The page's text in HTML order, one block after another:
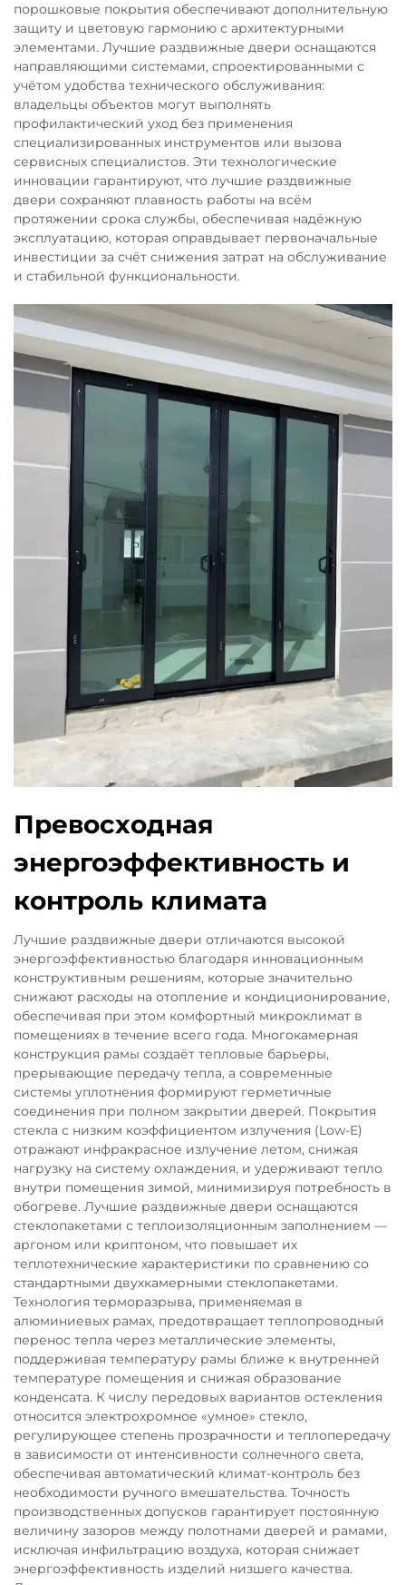
порошковые покрытия обеспечивают дополнительную
защиту и цветовую гармонию с архитектурными
элементами. Лучшие раздвижные двери оснащаются
направляющими системами, спроектированными с
учётом удобства технического обслуживания:
владельцы объектов могут выполнять
профилактический уход без применения
специализированных инструментов или вызова
сервисных специалистов. Эти технологические
инновации гарантируют, что лучшие раздвижные
двери сохраняют плавность работы на всём
протяжении срока службы, обеспечивая надёжную
эксплуатацию, которая оправдывает первоначальные
инвестиции за счёт снижения затрат на обслуживание
и стабильной функциональности.
Превосходная
энергоэффективность и
контроль климата
Лучшие раздвижные двери отличаются высокой
энергоэффективностью благодаря инновационным
конструктивным решениям, которые значительно
снижают расходы на отопление и кондиционирование,
обеспечивая при этом комфортный микроклимат в
помещениях в течение всего года. Многокамерная
конструкция рамы создаёт тепловые барьеры,
прерывающие передачу тепла, а современные
системы уплотнения формируют герметичные
соединения при полном закрытии дверей. Покрытия
стекла с низким коэффициентом излучения (Low-E)
отражают инфракрасное излучение летом, снижая
нагрузку на систему охлаждения, и удерживают тепло
внутри помещения зимой, минимизируя потребность в
обогреве. Лучшие раздвижные двери оснащаются
стеклопакетами с теплоизоляционным заполнением —
аргоном или криптоном, что повышает их
теплотехнические характеристики по сравнению со
стандартными двухкамерными стеклопакетами.
Технология терморазрыва, применяемая в
алюминиевых рамах, предотвращает теплопроводный
перенос тепла через металлические элементы,
поддерживая температуру рамы ближе к внутренней
температуре помещения и снижая образование
конденсата. К числу передовых вариантов остекления
относится электрохромное «умное» стекло,
регулирующее степень прозрачности и теплопередачу
в зависимости от интенсивности солнечного света,
обеспечивая автоматический климат-контроль без
необходимости ручного вмешательства. Точность
производственных допусков гарантирует постоянную
величину зазоров между полотнами дверей и рамами,
исключая инфильтрацию воздуха, которая снижает
энергоэффективность изделий низшего качества.